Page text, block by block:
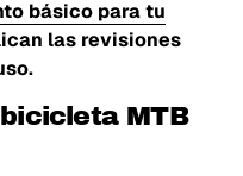
básico para tu
las revisiones
MTB